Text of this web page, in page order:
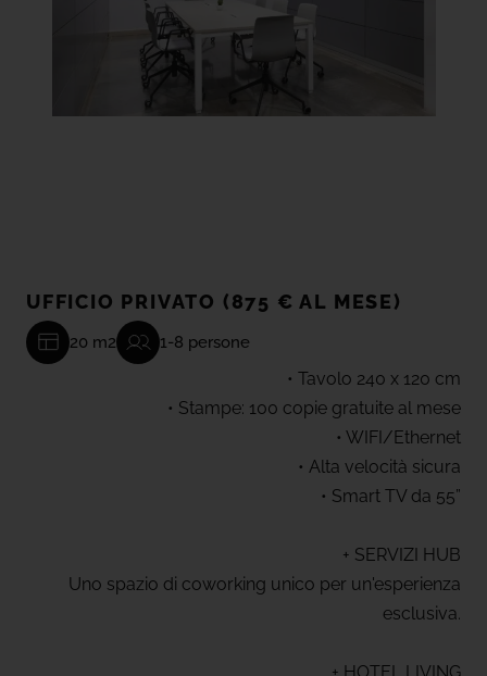
UFFICIO PRIVATO (875 € AL MESE)
20 m2 1-8 persone
• Tavolo 240 x 120 cm
• Stampe: 100 copie gratuite al mese
• WIFI/Ethernet
• Alta velocità sicura
• Smart TV da 55”
+ SERVIZI HUB
Uno spazio di coworking unico per un'esperienza
esclusiva.
+ HOTEL LIVING